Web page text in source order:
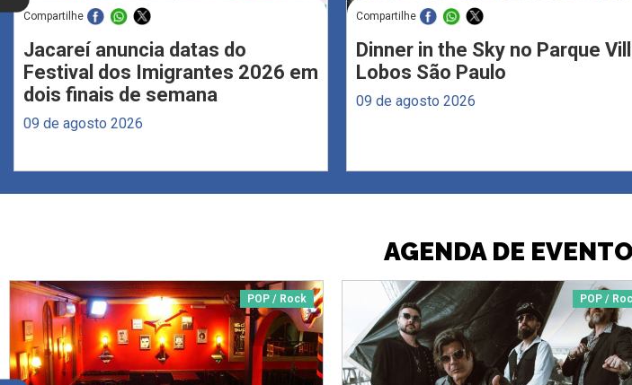
Compartilhe
Jacareí anuncia datas do
Festival dos Imigrantes 2026 em
dois finais de semana
09 de agosto 2026
Compartilhe
Dinner in the Sky no Parque
Lobos São Paulo
09 de agosto 2026
AGENDA DE
POP / Rock POP /